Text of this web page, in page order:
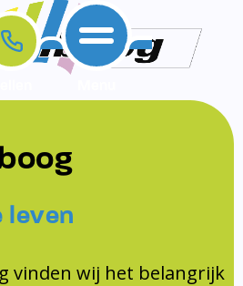
leven
vinden wij het belangrijk